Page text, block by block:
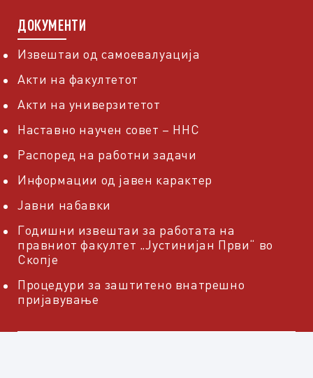
ДОКУМЕНТИ
Извештаи од самоевалуација
Акти на факултетот
Акти на универзитетот
Наставно научен совет – ННС
Распоред на работни задачи
Информации од јавен карактер
Јавни набавки
Годишни извештаи за работата на
правниот факултет „Јустинијан Први“ во
Скопје
Процедури за заштитено внатрешно
пријавување